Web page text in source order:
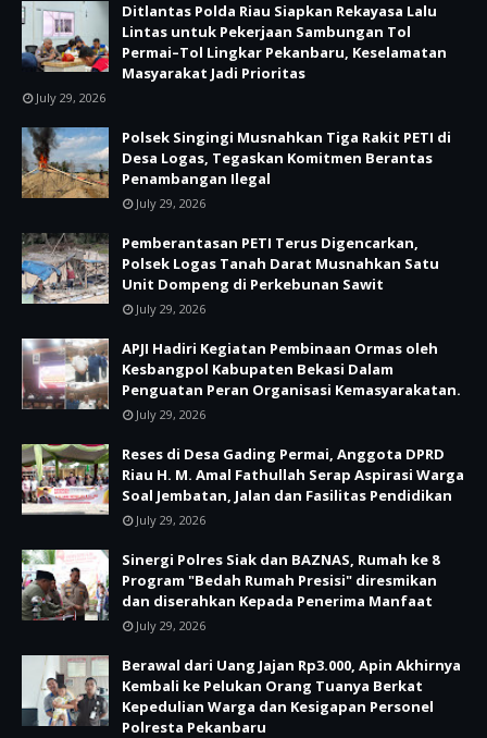
Ditlantas Polda Riau Siapkan Rekayasa Lalu
Lintas untuk Pekerjaan Sambungan Tol
Permai–Tol Lingkar Pekanbaru, Keselamatan
Masyarakat Jadi Prioritas
July 29, 2026
Polsek Singingi Musnahkan Tiga Rakit PETI di
Desa Logas, Tegaskan Komitmen Berantas
Penambangan Ilegal
July 29, 2026
Pemberantasan PETI Terus Digencarkan,
Polsek Logas Tanah Darat Musnahkan Satu
Unit Dompeng di Perkebunan Sawit
July 29, 2026
APJI Hadiri Kegiatan Pembinaan Ormas oleh
Kesbangpol Kabupaten Bekasi Dalam
Penguatan Peran Organisasi Kemasyarakatan.
July 29, 2026
Reses di Desa Gading Permai, Anggota DPRD
Riau H. M. Amal Fathullah Serap Aspirasi Warga
Soal Jembatan, Jalan dan Fasilitas Pendidikan
July 29, 2026
Sinergi Polres Siak dan BAZNAS, Rumah ke 8
Program "Bedah Rumah Presisi" diresmikan
dan diserahkan Kepada Penerima Manfaat
July 29, 2026
Berawal dari Uang Jajan Rp3.000, Apin Akhirnya
Kembali ke Pelukan Orang Tuanya Berkat
Kepedulian Warga dan Kesigapan Personel
Polresta Pekanbaru